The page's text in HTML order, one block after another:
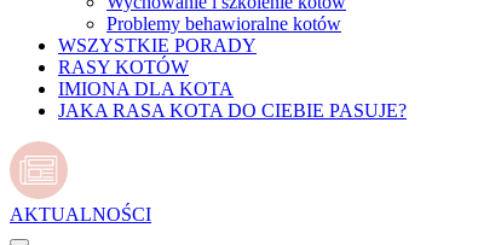
Problemy behawioralne kotów
WSZYSTKIE PORADY
RASY KOTÓW
IMIONA DLA KOTA
JAKA RASA KOTA DO CIEBIE PASUJE?
AKTUALNOŚCI